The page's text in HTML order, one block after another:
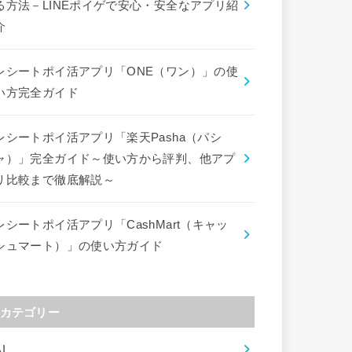
方法－LINEポイゲで安心・安全なアプリ紹
シートポイ活アプリ「ONE（ワン）」の使
方完全ガイド
シートポイ活アプリ「楽天Pasha（パシ
）」完全ガイド～使い方から評判、他アプ
比較まで徹底解説～
シートポイ活アプリ「CashMart（キャッ
ュマート）」の使い方ガイド
カテゴリー